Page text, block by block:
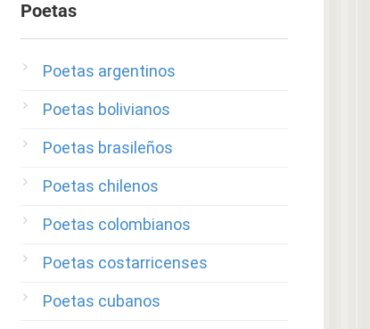
Poetas
Poetas argentinos
Poetas bolivianos
Poetas brasileños
Poetas chilenos
Poetas colombianos
Poetas costarricenses
Poetas cubanos